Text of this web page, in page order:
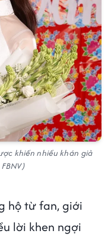
khiến nhiều khán giả
hộ từ fan, giới
lời khen ngợi